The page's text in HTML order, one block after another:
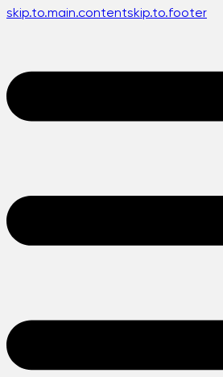
skip.to.main.contentskip.to.footer